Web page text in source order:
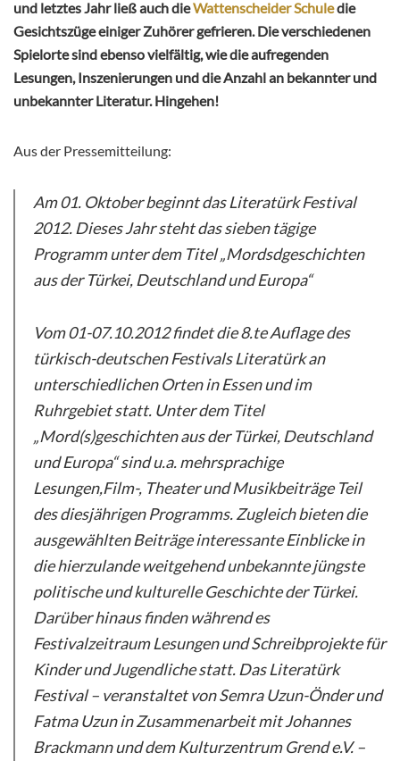
und letztes Jahr ließ auch dieWattenscheider Schuledie
Gesichtszüge einiger Zuhörer gefrieren. Die verschiedenen
Spielorte sind ebenso vielfältig, wie die aufregenden
Lesungen, Inszenierungen und die Anzahl an bekannter und
unbekannter Literatur. Hingehen!
Aus der Pressemitteilung:
Am 01. Oktober beginnt das Literatürk Festival
2012. Dieses Jahr steht das sieben tägige
Programm unter dem Titel „Mordsdgeschichten
aus der Türkei, Deutschland und Europa“
Vom 01-07.10.2012 findet die 8.te Auflage des
türkisch-deutschen Festivals Literatürk an
unterschiedlichen Orten in Essen und im
Ruhrgebiet statt. Unter dem Titel
„Mord(s)geschichten aus der Türkei, Deutschland
und Europa“ sind u.a. mehrsprachige
Lesungen,Film-, Theater und Musikbeiträge Teil
des diesjährigen Programms. Zugleich bieten die
ausgewählten Beiträge interessante Einblicke in
die hierzulande weitgehend unbekannte jüngste
politische und kulturelle Geschichte der Türkei.
Darüber hinaus finden während es
Festivalzeitraum Lesungen und Schreibprojekte für
Kinder und Jugendliche statt. Das Literatürk
Festival – veranstaltet von Semra Uzun-Önder und
Fatma Uzun in Zusammenarbeit mit Johannes
Brackmann und dem Kulturzentrum Grend e.V. –